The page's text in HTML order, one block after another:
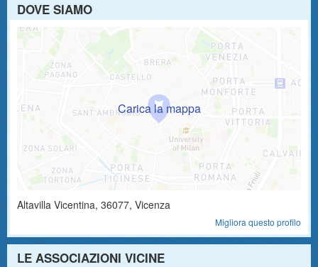
DOVE SIAMO
Altavilla Vicentina, 36077, Vicenza
Migliora questo profilo
LE ASSOCIAZIONI VICINE